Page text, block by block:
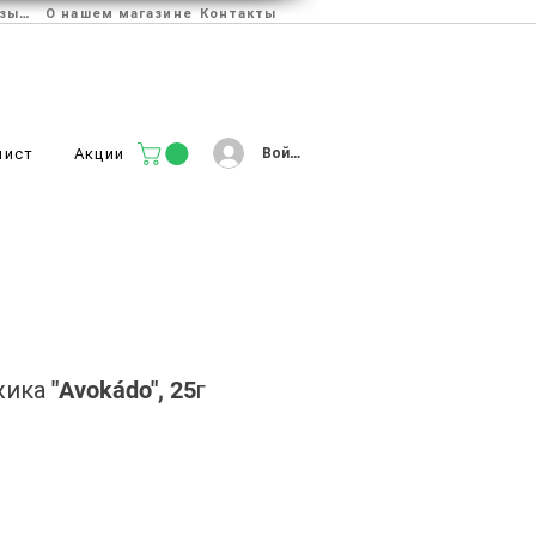
Отзывы О нашем магазине Контакты
Акции Войти
"Avokádo", 25г